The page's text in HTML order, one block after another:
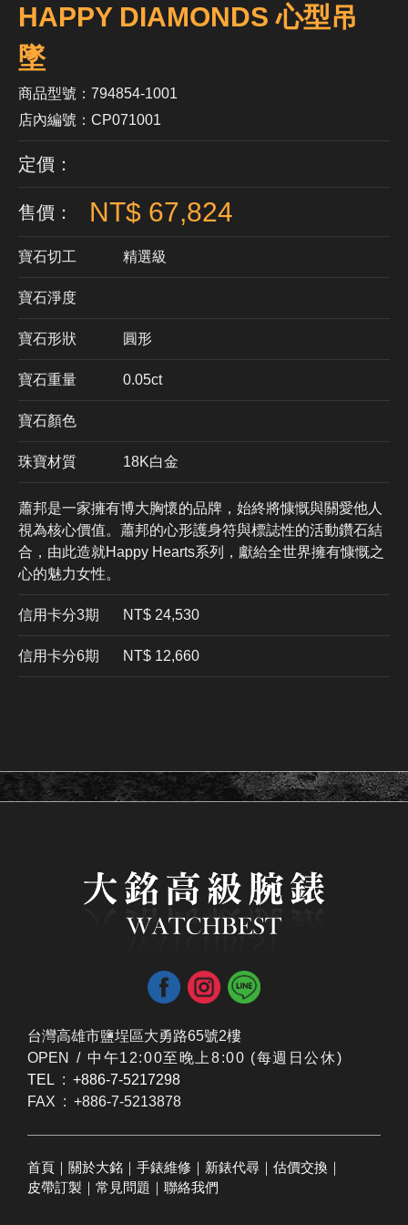
HAPPY DIAMONDS 心型吊
墜
商品型號：794854-1001
店內編號：CP071001
定價：
售價： NT$ 67,824
寶石切工 精選級
寶石淨度
寶石形狀 ​圓形
寶石重量 0.05ct
寶石顏色
珠寶材質 18K白金
蕭邦是一家擁有博大胸懷的品牌，始終將慷慨與關愛他人
視為核心價值。蕭邦的心形護身符與標誌性的活動鑽石結
合，由此造就Happy Hearts系列，獻給全世界擁有慷慨之
心的魅力女性。
信用卡分3期 ​NT$ 24,530
信用卡分6期 NT$ 12,660
台灣高雄市鹽埕區大勇路65號2樓
OPEN / ​中午12:00至晚上8:00 (每週日公休)
TEL : +886-7-5217298
FAX : +886-7-5213878
首頁 ｜ 關於大銘 ｜ 手錶維修 ｜ 新錶代尋 ｜ 估價交換 ｜
皮帶訂製 ｜ 常見問題 ｜ 聯絡我們